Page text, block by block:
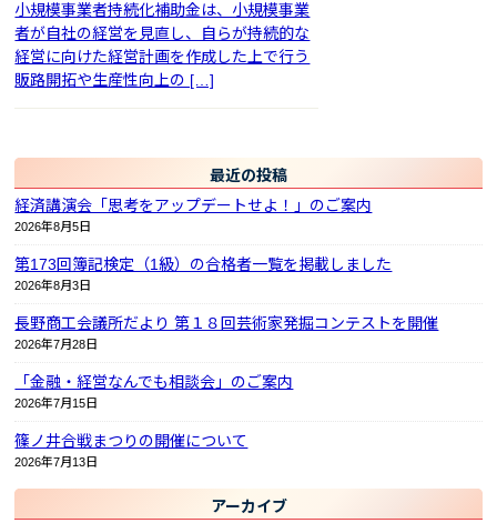
小規模事業者持続化補助金は、小規模事業
者が自社の経営を見直し、自らが持続的な
経営に向けた経営計画を作成した上で行う
販路開拓や生産性向上の […]
最近の投稿
経済講演会「思考をアップデートせよ！」のご案内
2026年8月5日
第173回簿記検定（1級）の合格者一覧を掲載しました
2026年8月3日
長野商工会議所だより 第１８回芸術家発掘コンテストを開催
2026年7月28日
「金融・経営なんでも相談会」のご案内
2026年7月15日
篠ノ井合戦まつりの開催について
2026年7月13日
アーカイブ